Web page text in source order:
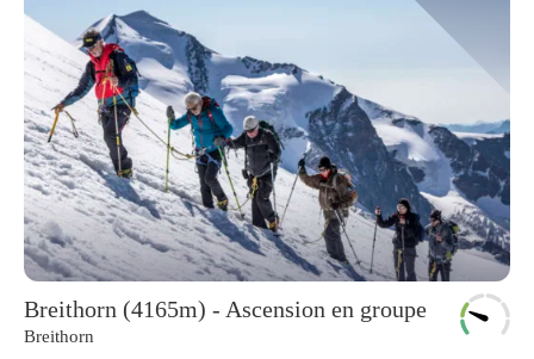
Breithorn (4165m) - Ascension en groupe
Breithorn